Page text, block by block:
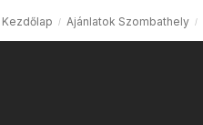
Kezdőlap Ajánlatok Szombathely